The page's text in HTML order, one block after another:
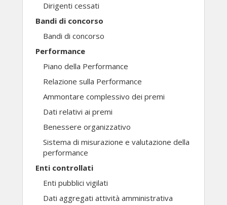
Dirigenti cessati
Bandi di concorso
Bandi di concorso
Performance
Piano della Performance
Relazione sulla Performance
Ammontare complessivo dei premi
Dati relativi ai premi
Benessere organizzativo
Sistema di misurazione e valutazione della
performance
Enti controllati
Enti pubblici vigilati
Dati aggregati attività amministrativa